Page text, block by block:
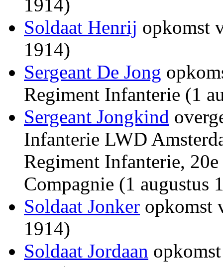
1914)
Soldaat Henrij opkomst
1914)
Sergeant De Jong
Regiment Infanterie (1
Sergeant Jongkind
Infanterie LWD
Regiment Infanterie,
Compagnie (1 augustus
Soldaat Jonker opkomst
1914)
Soldaat Jordaan